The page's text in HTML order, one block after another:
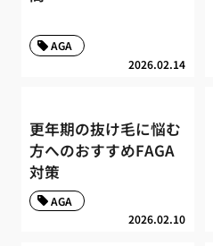
2026.02.14
AGA
更年期の抜け毛に悩む
方へのおすすめFAGA
対策
2026.02.10
AGA